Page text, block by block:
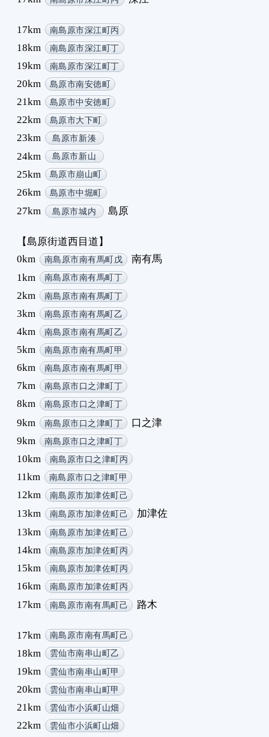
17km 南島原市深江町丙
18km 南島原市深江町丁
19km 南島原市深江町丁
20km 島原市南安徳町
21km 島原市中安徳町
22km 島原市大下町
23km 島原市新湊
24km 島原市新山
25km 島原市崩山町
26km 島原市中堀町
27km 島原市城内 島原
【島原街道西目道】
0km
南島原市南有馬町戊
南有馬
1km
南島原市南有馬町丁
2km 南島原市南有馬町丁
3km 南島原市南有馬町乙
4km 南島原市南有馬町乙
5km 南島原市南有馬町甲
6km 南島原市南有馬町甲
7km 南島原市口之津町丁
8km 南島原市口之津町丁
9km 南島原市口之津町丁
口之津
9km
南島原市口之津町丁
10km 南島原市口之津町丙
11km 南島原市口之津町甲
12km 南島原市加津佐町己
13km 南島原市加津佐町己
加津佐
13km
南島原市加津佐町己
14km 南島原市加津佐町丙
15km 南島原市加津佐町丙
16km 南島原市加津佐町丙
17km 南島原市南有馬町己 路木
17km 南島原市南有馬町己
18km 雲仙市南串山町乙
19km 雲仙市南串山町甲
20km 雲仙市南串山町甲
21km 雲仙市小浜町山畑
22km 雲仙市小浜町山畑